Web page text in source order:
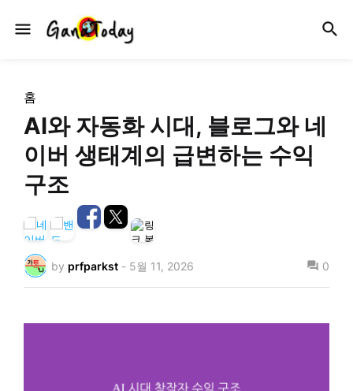
홈
AI와 자동화 시대, 블로그와 네
이버 생태계의 급변하는 수익
구조
by prfparkst - 5월 11, 2026 0